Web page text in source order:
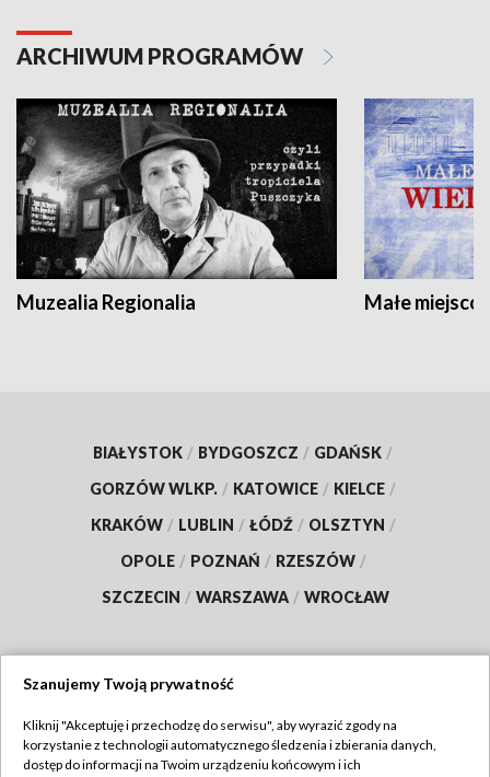
ARCHIWUM PROGRAMÓW
Muzealia Regionalia Małe
BIAŁYSTOK / BYDGOSZCZ / GDAŃSK /
GORZÓW WLKP. / KATOWICE / KIELCE /
KRAKÓW / LUBLIN / ŁÓDŹ / OLSZTYN /
OPOLE / POZNAŃ / RZESZÓW /
SZCZECIN / WARSZAWA / WROCŁAW
TVP
Szanujemy Twoją prywatność
Kliknij "Akceptuję i przechodzę do serwisu", aby wyrazić zgody na
korzystanie z technologii automatycznego śledzenia i zbierania danych,
dostęp do informacji na Twoim urządzeniu końcowym i ich